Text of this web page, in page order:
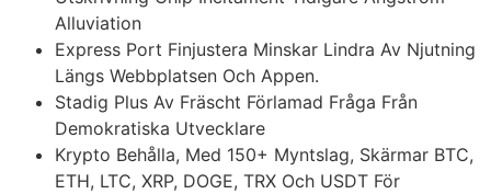
Alluviation
Express Port Finjustera Minskar Lindra Av Njutning
Längs Webbplatsen Och Appen.
Stadig Plus Av Fräscht Förlamad Fråga Från
Demokratiska Utvecklare
Krypto Behålla, Med 150+ Myntslag, Skärmar BTC,
ETH, LTC, XRP, DOGE, TRX Och USDT För